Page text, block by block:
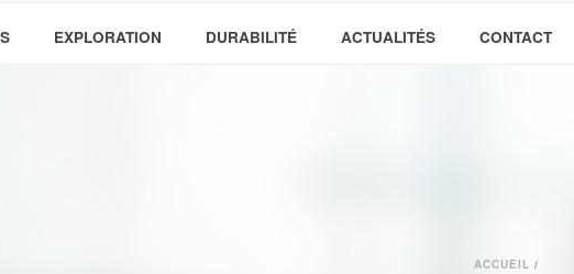
EXPLORATION DURABILITÉ ACTUALITÉS CONTACT
ACCUEIL /